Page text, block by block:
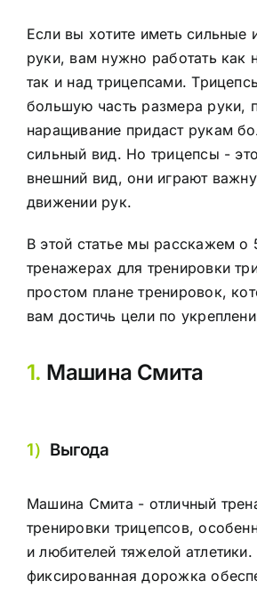
Если вы хотите иметь сильные
руки, вам нужно работать как
так и над трицепсами.
большую часть размера руки,
наращивание придаст рукам
сильный вид. Но трицепсы -
внешний вид, они играют
движении рук.
В этой статье мы расскажем о
тренажерах для тренировки
простом плане тренировок,
вам достичь цели по
1. Машина Смита
1） Выгода
Машина Смита - отличный
тренировки трицепсов,
и любителей тяжелой атлетики.
фиксированная дорожка